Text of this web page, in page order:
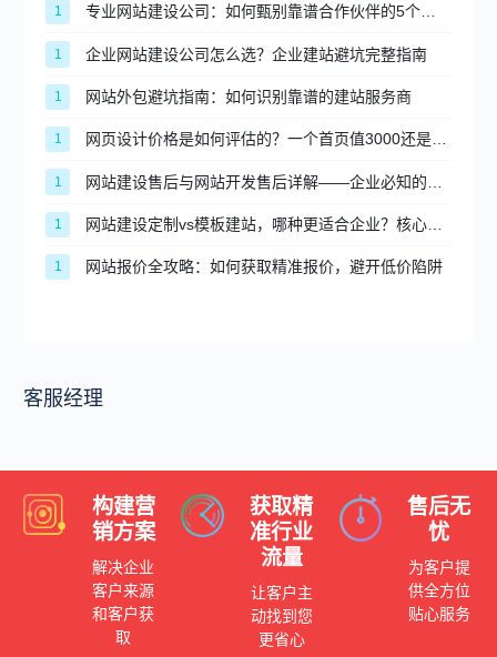
1 专业网站建设公司：如何甄别靠谱合作伙伴的5个维度？
1 企业网站建设公司怎么选？企业建站避坑完整指南
1 网站外包避坑指南：如何识别靠谱的建站服务商
1 网页设计价格是如何评估的？一个首页值3000还是30000？
1
1
1 网站报价全攻略：如何获取精准报价，避开低价陷阱
客服经理
构建营
销方案
解决企业
客户来源
和客户获
取
获取精
准行业
流量
让客户主
动找到您
更省心
售后无
忧
为客户提
供全方位
贴心服务